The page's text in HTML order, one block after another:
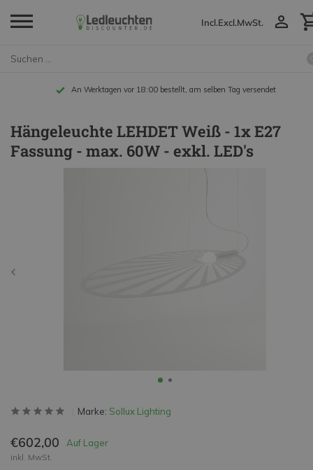
Incl.Excl.MwSt.
An Werktagen vor 18:00 bestellt, am selben Tag versendet
Hängeleuchte LEHDET Weiß - 1x E27
Fassung - max. 60W - exkl. LED's
Marke: Sollux Lighting
€602,00 Auf Lager
inkl. MwSt.